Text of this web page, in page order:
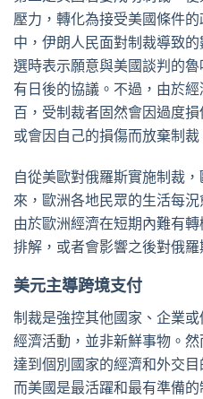
壓力，轉化為接受美國條件
中，伊朗人民面對制裁導致
選時表示願意與美國談判的
有日後的協議。不過，由於
百，受制裁者固然會因過度
或會因自己的損傷而放棄制裁
自從美歐對俄羅斯實施制裁
來，歐洲各地民眾的生活每
由於歐洲經濟在短期內難有
排解，或者會影響之後對俄羅
美元主導跨境支付
制裁是強控其他國家、企業
經濟活動，並非新鮮事物。
達到個別國家的經濟和外交
而美國是最活躍和最有準備的